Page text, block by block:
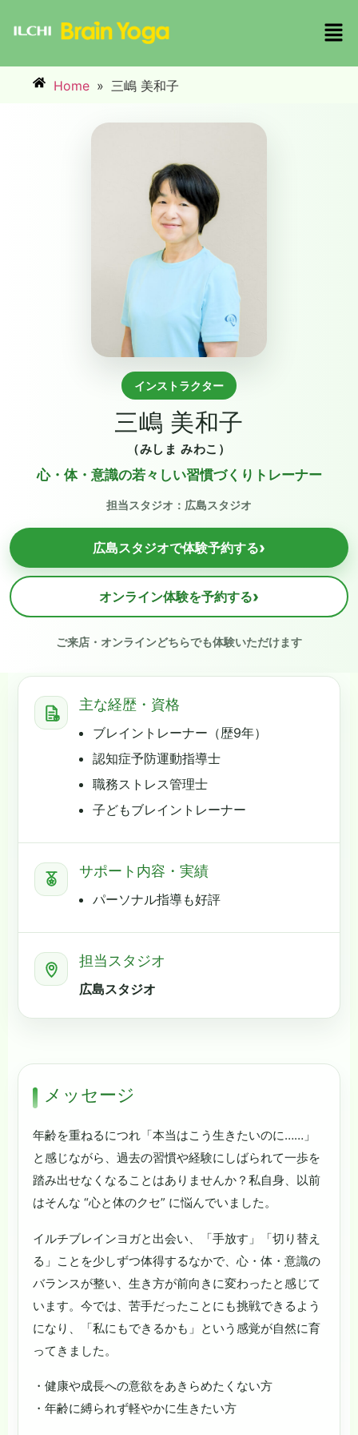
Home » 三嶋 美和子
インストラクター
三嶋 美和子
（みしま みわこ）
心・体・意識の若々しい習慣づくりトレーナー
担当スタジオ：広島スタジオ
広島スタジオで体験予約する›
オンライン体験を予約する›
ご来店・オンラインどちらでも体験いただけます
主な経歴・資格
ブレイントレーナー（歴9年）
認知症予防運動指導士
職務ストレス管理士
子どもブレイントレーナー
サポート内容・実績
パーソナル指導も好評
担当スタジオ
広島スタジオ
メッセージ
年齢を重ねるにつれ「本当はこう生きたいのに……」
と感じながら、過去の習慣や経験にしばられて一歩を
踏み出せなくなることはありませんか？私自身、以前
はそんな “心と体のクセ” に悩んでいました。
イルチブレインヨガと出会い、「手放す」「切り替え
る」ことを少しずつ体得するなかで、心・体・意識の
バランスが整い、生き方が前向きに変わったと感じて
います。今では、苦手だったことにも挑戦できるよう
になり、「私にもできるかも」という感覚が自然に育
ってきました。
・健康や成長への意欲をあきらめたくない方
・年齢に縛られず軽やかに生きたい方